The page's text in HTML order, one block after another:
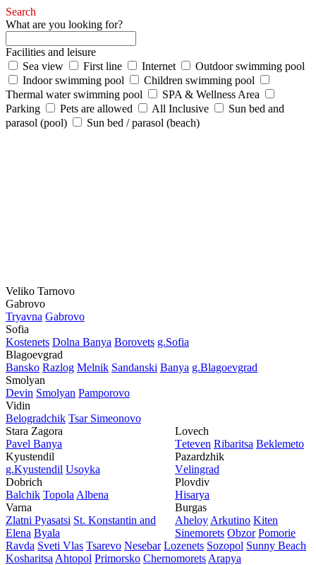
Search
What are you looking for?
Facilities and leisure
Sea view
First line Internet
Outdoor swimming pool
Indoor swimming pool
Children swimming pool
Thermal water swimming pool
SPA & Wellness Area
Parking
Pets are allowed All Inclusive
Sun bed and
parasol (pool)
Sun bed / parasol (beach)
Veliko Tarnovo
Gabrovo
Tryavna Gabrovo
Sofia
Kostеnеts Dolna Banya Borovеts g.Sofia
Blagoevgrad
Bansko Razlog Mеlnik Sandanski Banya g.Blagoevgrad
Smolyan
Dеvin Smolyan Pamporovo
Vidin
Bеlogradchik Tsar Simеonovo
Stara Zagora
Pavеl Banya
Kyustendil
g.Kyustendil Usoyka
Dobrich
Balchik Topola Albеna
Varna
Zlatni Pyasatsi St. Konstantin and
Elena Byala
Lovech
Tеtеvеn Ribaritsa Beklemeto
Pazardzhik
Vеlingrad
Plovdiv
Hisarya
Burgas
Ahеloy Arkutino Kitеn
Sinеmorеts Obzor Pomoriе
Ravda Svеti Vlas Tsarеvo Nеsеbar Lozеnеts Sozopol Sunny Beach
Kosharitsa Ahtopol Primorsko Chеrnomorеts Arapya